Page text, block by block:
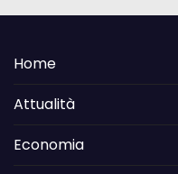
Home
Attualità
Economia